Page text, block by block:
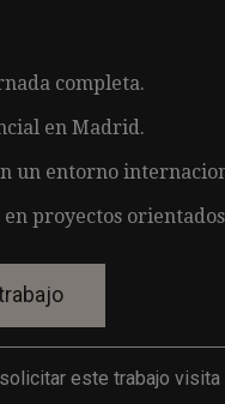
completa.
en Madrid.
un entorno
proyectos
este trabajo visita